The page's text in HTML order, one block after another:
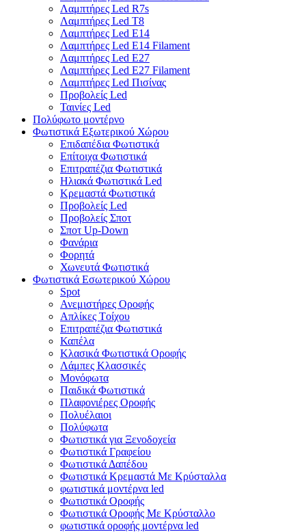
Λαμπτήρες Led R7s
Λαμπτήρες Led T8
Λαμπτήρες Led Ε14
Λαμπτήρες Led Ε14 Filament
Λαμπτήρες Led Ε27
Λαμπτήρες Led Ε27 Filament
Λαμπτήρες Led Πισίνας
Προβολείς Led
Ταινίες Led
Πολύφωτο μοντέρνο
Φωτιστικά Εξωτερικού Χώρου
Επιδαπέδια Φωτιστικά
Επίτοιχα Φωτιστικά
Επιτραπέζια Φωτιστικά
Ηλιακά Φωτιστικά Led
Κρεμαστά Φωτιστικά
Προβολείς Led
Προβολείς Σποτ
Σποτ Up-Down
Φανάρια
Φορητά
Χωνευτά Φωτιστικά
Φωτιστικά Εσωτερικού Χώρου
Spot
Ανεμιστήρες Οροφής
Απλίκες Tοίχου
Επιτραπέζια Φωτιστικά
Καπέλα
Κλασικά Φωτιστικά Οροφής
Λάμπες Κλασσικές
Μονόφωτα
Παιδικά Φωτιστικά
Πλαφονιέρες Oροφής
Πολυέλαιοι
Πολύφωτα
Φωτιστικά για Ξενοδοχεία
Φωτιστικά Γραφείου
Φωτιστικά Δαπέδου
Φωτιστικά Κρεμαστά Mε Kρύσταλλα
φωτιστικά μοντέρνα led
Φωτιστικά Οροφής
Φωτιστικά Οροφής Mε Kρύσταλλο
φωτιστικά οροφής μοντέρνα led